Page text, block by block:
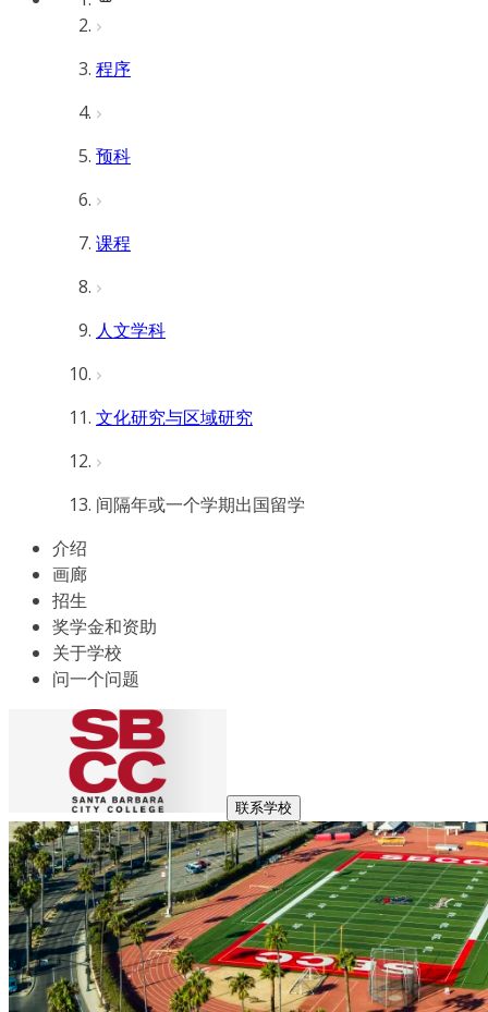
程序
预科
课程
人文学科
文化研究与区域研究
间隔年或一个学期出国留学
介绍
画廊
招生
奖学金和资助
关于学校
问一个问题
联系学校